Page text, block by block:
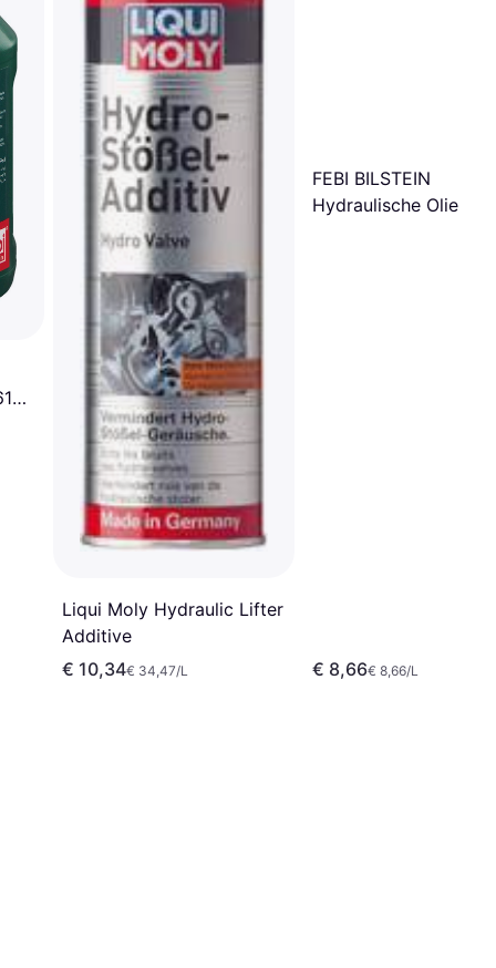
Liqui Moly Hydraulic Lifter
Additive
€ 10,34€ 34,47/L
FEBI BILSTEIN
Hydraulische Olie
€ 8,66€ 8,66/L